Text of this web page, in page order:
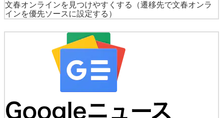
文春オンラインを見つけやすくする
（遷移先で文春オンラ
インを優先ソースに設定する）